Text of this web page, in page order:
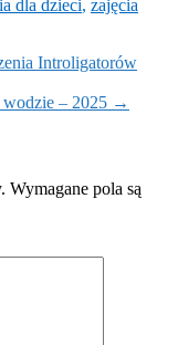
dla dzieci, zajęcia
Introligatorów
– 2025 →
Wymagane pola są